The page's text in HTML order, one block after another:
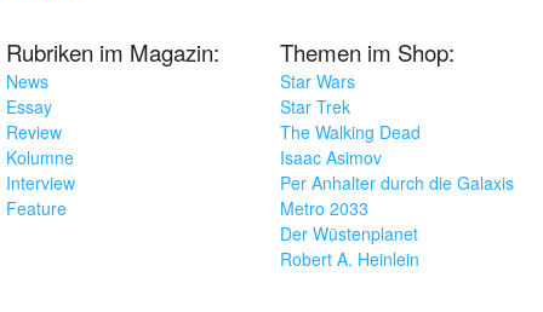
Rubriken im Magazin:
News
Essay
Review
Kolumne
Interview
Feature
Themen im Shop:
Star Wars
Star Trek
The Walking Dead
Isaac Asimov
Per Anhalter durch die Galaxis
Metro 2033
Der Wüstenplanet
Robert A. Heinlein